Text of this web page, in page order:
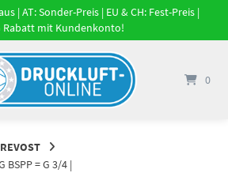
| AT: Sonder-Preis | EU & CH: Fest-Preis |
Rabatt mit Kundenkonto!
0
BSPP = G 3/4 |